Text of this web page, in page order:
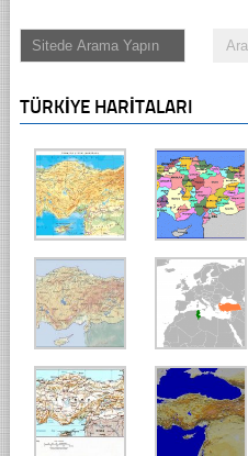
TÜRKIYE HARITALARI